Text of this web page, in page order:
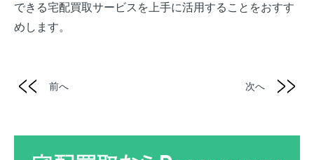
できる宅配買取サービスを上手に活用することをおすす
めします。
前へ 次へ